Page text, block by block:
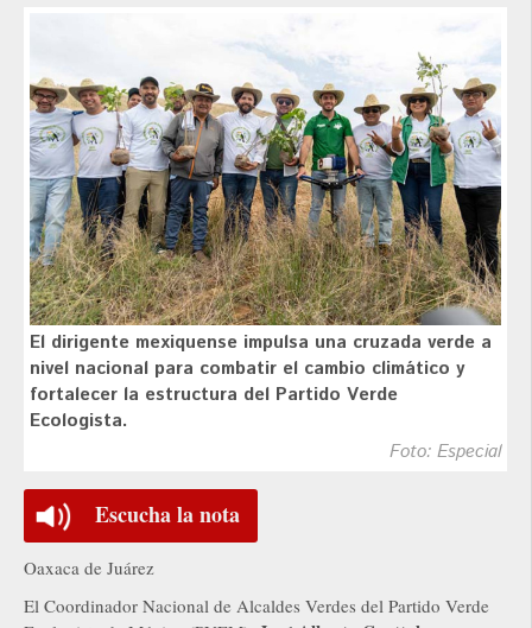
El dirigente mexiquense impulsa una cruzada verde a
nivel nacional para combatir el cambio climático y
fortalecer la estructura del Partido Verde
Ecologista.
Foto: Especial
Escucha la nota
Oaxaca de Juárez
El Coordinador Nacional de Alcaldes Verdes del Partido Verde